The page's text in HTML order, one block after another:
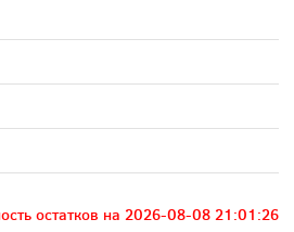
остатков на 2026-08-08 21:01:26